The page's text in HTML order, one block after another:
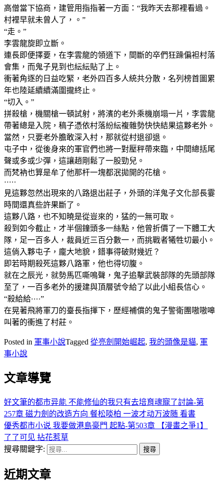
高僧當下協商，建管用指指著一方面：“我昨天去那裡看過。
村裡早就未曾人了，。”
“走。”
李雲龍旋即立斷。
連長即便擇要，在李雲龍的領道下，間斷的卒們狂躁偏袒村落
會集，而鬼子見到也紜紜貼了上。
衝著角逐的日益吃緊，老外四百多人統共分散，名列榜首圖累
年也陸延續續滿圍攏終止。
“切入。”
拼殺槍，機關槍一頓試射，將濱的老外乘機崩塌一片，李雲龍
帶著總是入院，稿子憑依村落紛紜複雜勢快快結果這夥老外。
當然，只要老外膽敢深入村，那就從村退卻退。
屯子中，從後身來的軍官們也將一對壓秤帶來臨，中間總括尾
聲或多或少彈，這讓趙剛鬆了一股勁兒。
而梵衲也算是牟了他那杆一塊都泯拋開的花槍。
·····
見這夥忽然出現來的八路退出莊子，外頭的洋鬼子文化部長霎
時間還真些許果斷了。
這夥八路，也不知曉是從豈來的，猛的一無可取。
殺到如今截止，才半個鐘頭多一絲點，他曾折價了一下體工大
隊，足一百多人，裁員近三百分數一，而挑戰者犧牲切最小。
這倘入夥屯子，龐大地貌，錯事得破財幾近？
即若時期殺死這夥八路軍，他也得切腹。
就在之辰光，就勢馬匹嘶鳴聲，鬼子追擊武裝部隊的先頭部隊
至了，一百多老外的援建與頂層號令給了以此小組長信心。
“殺給給····”
在晃著飛將軍刀的臺長指揮下，歷經補償的鬼子警衛團嗷嗷嗥
叫著的衝進了村莊。
Posted in 軍事小說Tagged 從亮劍開始崛起, 我的頭像是貓, 軍
事小說
文章導覽
好文筆的都市异能 不能修仙的我只有去培育魂寵了討論-第
257章 磁力劍的改造方向 餐松啖柏 一波才动万波随 看書
優秀都市小说 我要做港島豪門 起點-第503章 【漫畫之爭1】
了了可见 拈花惹草
搜尋關鍵字:
近期文章